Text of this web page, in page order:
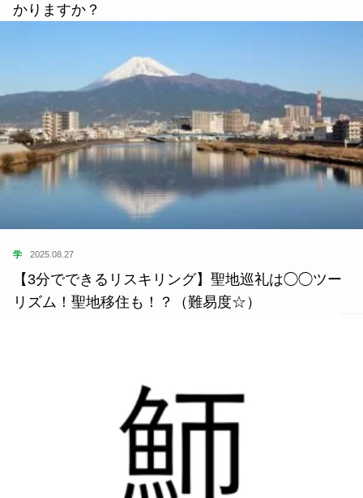
かりますか？
学 2025.08.27
【3分でできるリスキリング】聖地巡礼は◯◯ツー
リズム！聖地移住も！？（難易度☆）